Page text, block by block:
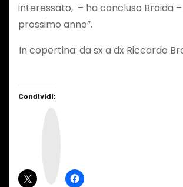
interessato, – ha concluso Braida
prossimo anno”.
In copertina: da sx a dx Riccardo
Condividi: